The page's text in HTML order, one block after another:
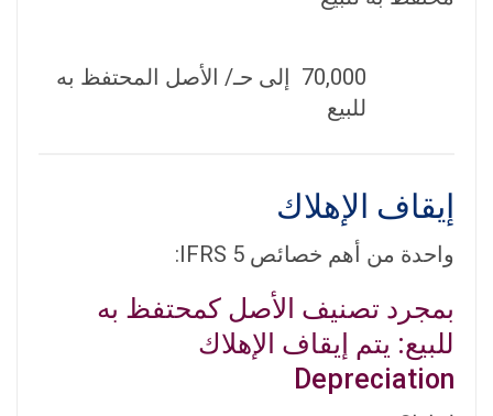
70,000 إلى حـ/ الأصل المحتفظ به
للبيع
إيقاف الإهلاك
واحدة من أهم خصائص IFRS 5:
بمجرد تصنيف الأصل كمحتفظ به
للبيع: يتم إيقاف الإهلاك
Depreciation